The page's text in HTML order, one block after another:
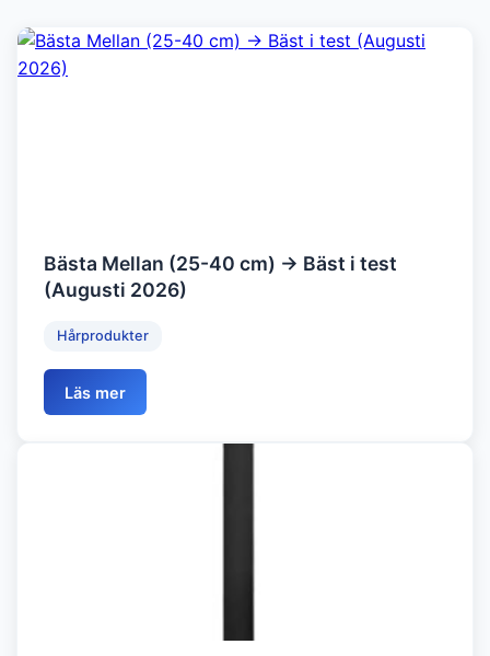
Bästa Mellan (25-40 cm) → Bäst i test
(Augusti 2026)
Hårprodukter
Läs mer